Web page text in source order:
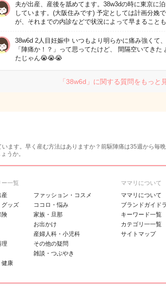
夫が出産、産後を舐めてます。38w3dの時に東京に
しています。(大阪住みです) 予定としては計画分娩
が、それまでの内診などで状況によって早まること
38w6d 2人目妊娠中 いつもより明らかに痛み強く
「陣痛か！？」って思ってたけど、 間隔空いてきた
たじゃん😭😭😭
「38w6d」に関する質問をもっと
ます。早く産む方法はありますか？前駆陣痛は35週から毎
うか。
ー一覧
産
グッズ
険
理
健康
ファッション・コスメ
ココロ・悩み
家族・旦那
お出かけ
産婦人科・小児科
その他の疑問
雑談・つぶやき
ママリについて
ママリについて
ブランドガイド
キーワード一覧
カテゴリ一一覧
サイトマップ